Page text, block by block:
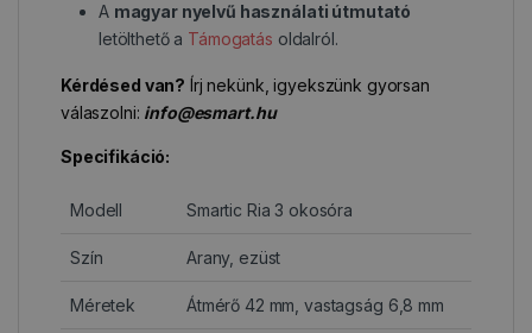
A magyar nyelvű használati útmutató
letölthető a Támogatás oldalról.
Kérdésed van? Írj nekünk, igyekszünk gyorsan
válaszolni: info@esmart.hu
Specifikáció:
Modell Smartic Ria 3 okosóra
Szín Arany, ezüst
Méretek Átmérő 42 mm, vastagság 6,8 mm